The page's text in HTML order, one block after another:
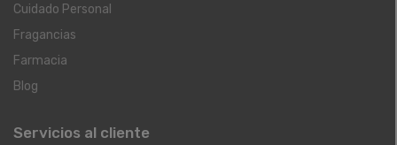
Cuidado Personal
Fragancias
Farmacia
Blog
Servicios al cliente